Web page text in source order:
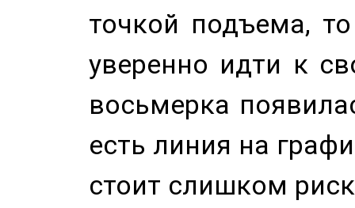
точкой подъема,
уверенно идти к
восьмерка
есть линия на
стоит слишком